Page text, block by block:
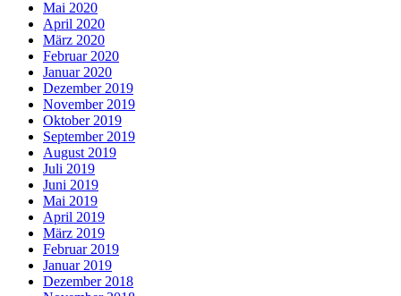
Mai 2020
April 2020
März 2020
Februar 2020
Januar 2020
Dezember 2019
November 2019
Oktober 2019
September 2019
August 2019
Juli 2019
Juni 2019
Mai 2019
April 2019
März 2019
Februar 2019
Januar 2019
Dezember 2018